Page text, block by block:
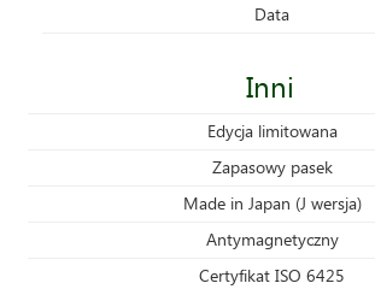
Data
Inni
Edycja limitowana
Zapasowy pasek
Made in Japan (J wersja)
Antymagnetyczny
Certyfikat ISO 6425